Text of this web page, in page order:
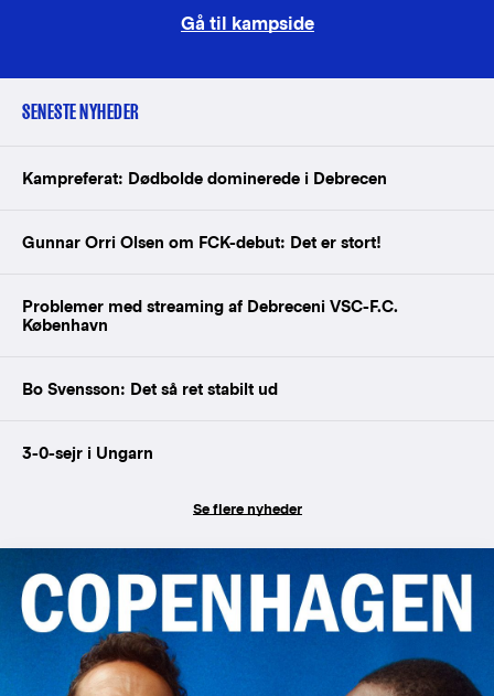
Gå til kampside
SENESTE NYHEDER
Kampreferat: Dødbolde dominerede i Debrecen
Gunnar Orri Olsen om FCK-debut: Det er stort!
Problemer med streaming af Debreceni VSC-F.C.
København
Bo Svensson: Det så ret stabilt ud
3-0-sejr i Ungarn
Se flere nyheder